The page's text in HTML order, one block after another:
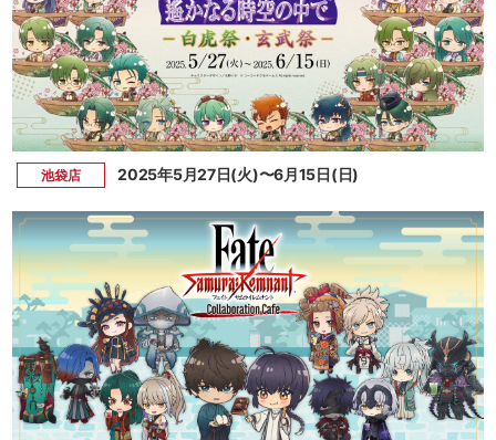
池袋店 2025年5月27日(火)〜6月15日(日)